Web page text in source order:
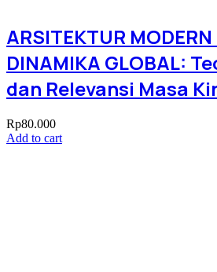
ARSITEKTUR MODERN
DINAMIKA GLOBAL:
dan Relevansi Masa
Rp80.000
Add to cart